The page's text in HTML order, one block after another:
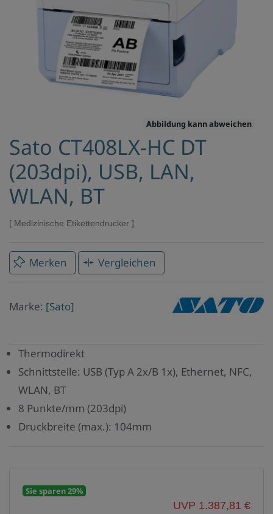
Abbildung kann abweichen
Sato CT408LX-HC DT
(203dpi), USB, LAN,
WLAN, BT
Medizinische Etikettendrucker
Merken Vergleichen
Marke: [Sato]
Sato
Thermodirekt
Schnittstelle: USB (Typ A 2x/B 1x), Ethernet, NFC,
WLAN, BT
8 Punkte/mm (203dpi)
Druckbreite (max.): 104mm
Sie sparen 29%
UVP 1.387,81 €